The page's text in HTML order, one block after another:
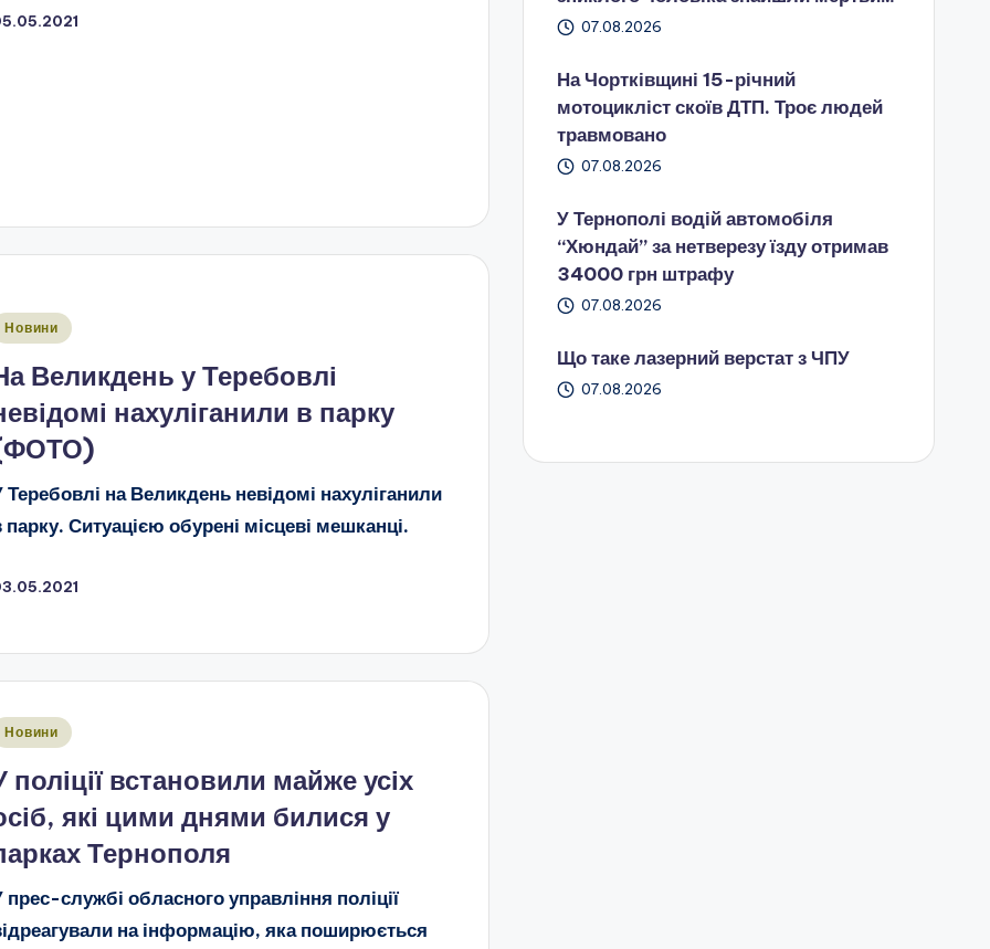
Новини
Великдень у Теребовлі
нахуліганили в парку
Теребовлі на Великдень невідомі нахуліганили
парку. Ситуацією обурені місцеві мешканці.
Новини
поліції встановили майже усіх
які цими днями билися у
Тернополя
прес-службі обласного управління поліції
на інформацію, яка поширюється
07.08.2026
На Чортківщині 15-річний
мотоцикліст скоїв ДТП. Троє людей
травмовано
07.08.2026
У Тернополі водій автомобіля
“Хюндай” за нетверезу їзду отримав
34000 грн штрафу
07.08.2026
Що таке лазерний верстат з ЧПУ
07.08.2026